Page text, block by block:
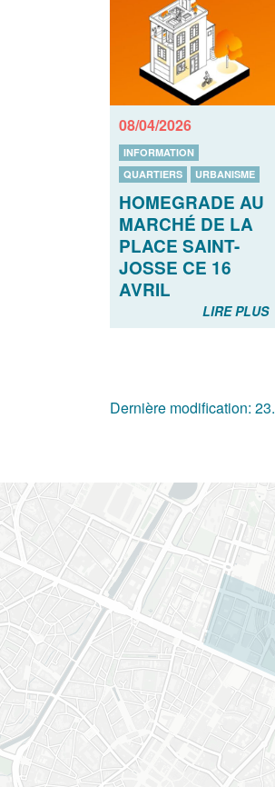
08/04/2026
INFORMATION
QUARTIERS
URBANISME
HOMEGRADE AU
MARCHÉ DE LA
PLACE SAINT-
JOSSE CE 16
AVRIL
LIRE PLUS
Dernière modification: